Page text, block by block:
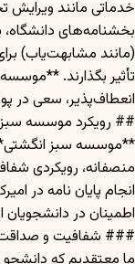
خدماتی مانند
بخشنامه‌های
(مانند مشابهت‌یاب)
تأثیر بگذارند.
انعطاف‌پذیر، سعی در
## رویکرد موسسه سبز
**موسسه سبز انگشتی**
منصفانه، رویکردی
انجام پایان نامه در
اطمینان در
### شفافیت و صداقت